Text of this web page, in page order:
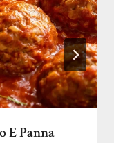
E Panna